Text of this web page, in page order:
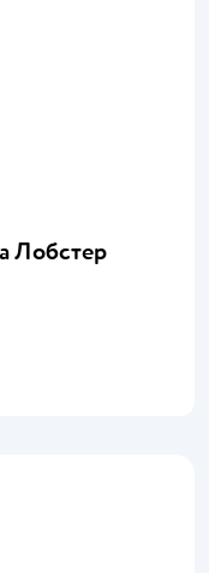
Лобстер